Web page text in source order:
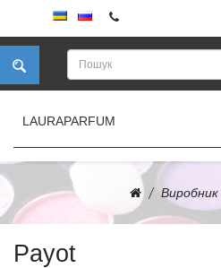
LAURAPARFUM
Виробник
Payot